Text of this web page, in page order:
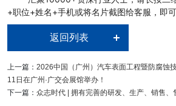
+职位+姓名+手机或将名片截图给客服，即
返回列表
上一篇：2026中国（广州）汽车表面工程暨防腐蚀
11日在广州·广交会展馆举办！
下一篇：众志时代 | 拥有完善的研发、生产、销售、